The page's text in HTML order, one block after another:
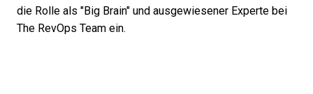
die Rolle als "Big Brain" und ausgewiesener Experte bei
The RevOps Team ein.